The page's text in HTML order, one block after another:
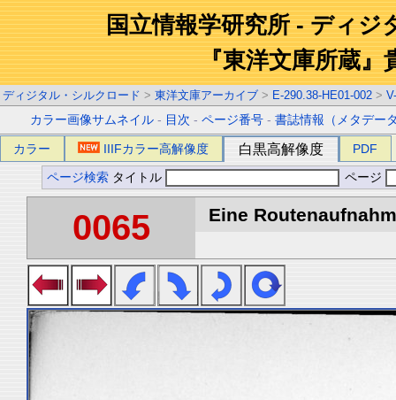
国立情報学研究所 - ディジ
『東洋文庫所蔵』
ディジタル・シルクロード > 東洋文庫アーカイブ > E-290.38-HE01-002 >
カラー画像サムネイル - 目次 -ページ番号 -書誌情報（メタデー
カラー IIIFカラー高解像度 白黒高解像度 PDF
ページ検索 タイトル ページ
0065 Eine